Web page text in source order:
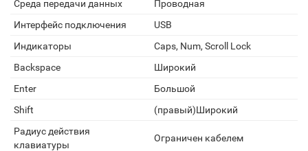
Среда передачи данных
Проводная
Интерфейс подключения
USB
Индикаторы
Caps, Num, Scroll Lock
Backspace
Широкий
Enter
Большой
Shift
(правый)Широкий
Радиус действия
клавиатуры
Ограничен кабелем